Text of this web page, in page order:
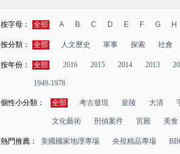
按字母： 全部 A B C D E F G H
按分類： 全部 人文歷史 軍事 探索 社會
按年份： 全部 2016 2015 2014 2013
1949-1978
個性小分類： 全部 考古發現 皇陵 大清
文化藝術 刑偵案件 宮殿 美食
熱門推薦： 美國國家地理專場 央視精品專場